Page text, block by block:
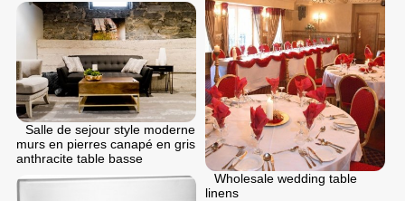
Wholesale wedding table
linens
Salle de sejour style moderne
murs en pierres canapé en gris
anthracite table basse